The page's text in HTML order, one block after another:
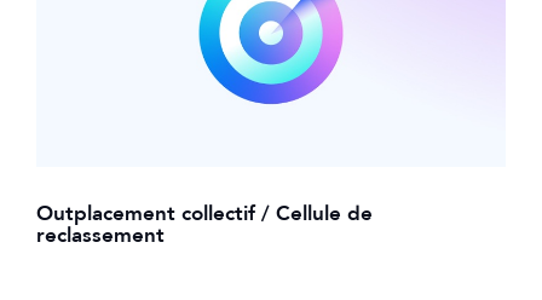
Outplacement collectif / Cellule de
reclassement